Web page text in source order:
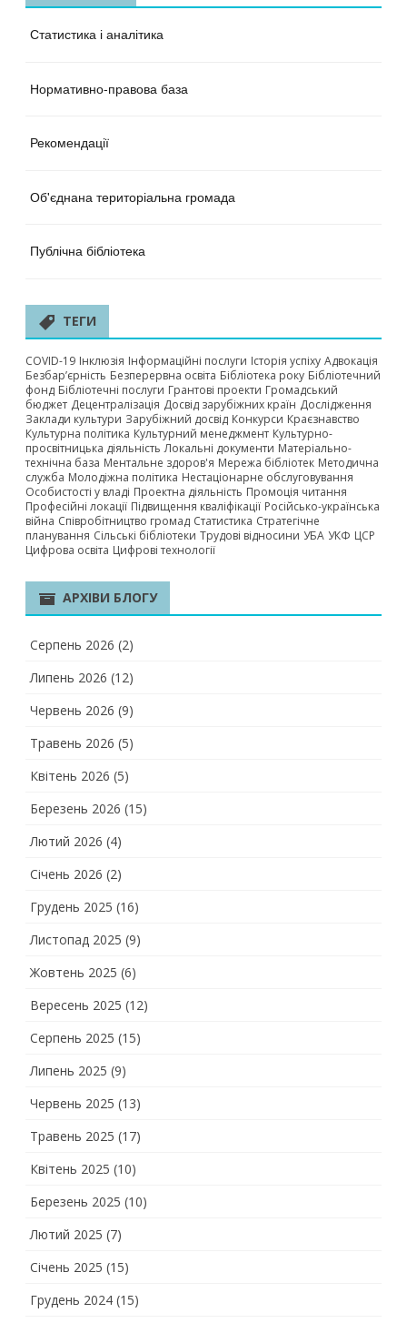
Статистика і аналітика
Нормативно-правова база
Рекомендації
Об'єднана територіальна громада
Публічна бібліотека
ТЕГИ
COVID-19 Інклюзія Інформаційні послуги Історія успіху Адвокація
Безбар’єрність Безперервна освіта Бібліотека року Бібліотечний
фонд Бібліотечні послуги Грантові проекти Громадський
бюджет Децентралізація Досвід зарубіжних країн Дослідження
Заклади культури Зарубіжний досвід Конкурси Краєзнавство
Культурна політика Культурний менеджмент Культурно-
просвітницька діяльність Локальні документи Матеріально-
технічна база Ментальне здоров'я Мережа бібліотек Методична
служба Молодіжна політика Нестаціонарне обслуговування
Особистості у владі Проектна діяльність Промоція читання
Професійні локації Підвищення кваліфікації Російсько-українська
війна Співробітництво громад Статистика Стратегічне
планування Сільські бібліотеки Трудові відносини УБА УКФ ЦСР
Цифрова освіта Цифрові технології
АРХІВИ БЛОГУ
Серпень 2026 (2)
Липень 2026 (12)
Червень 2026 (9)
Травень 2026 (5)
Квітень 2026 (5)
Березень 2026 (15)
Лютий 2026 (4)
Січень 2026 (2)
Грудень 2025 (16)
Листопад 2025 (9)
Жовтень 2025 (6)
Вересень 2025 (12)
Серпень 2025 (15)
Липень 2025 (9)
Червень 2025 (13)
Травень 2025 (17)
Квітень 2025 (10)
Березень 2025 (10)
Лютий 2025 (7)
Січень 2025 (15)
Грудень 2024 (15)